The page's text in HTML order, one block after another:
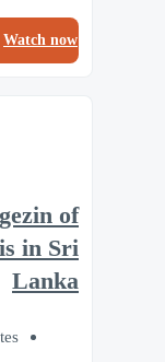
Watch now
of
in Sri
Lanka